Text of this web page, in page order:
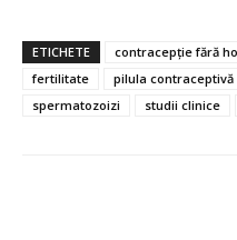
ETICHETE contracepție fără
fertilitate
pilula contraceptivă
spermatozoizi
studii clinice